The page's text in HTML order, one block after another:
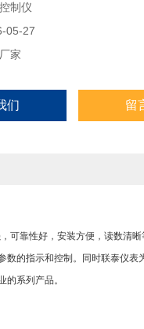
品。
制仪
05-27
家
们 留
可靠性好，安装方便，读数清
的指示和控制。同时联泰仪表
系列产品。